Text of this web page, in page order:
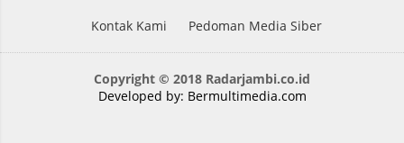
Kontak Kami Pedoman Media Siber
Copyright © 2018 Radarjambi.co.id
Developed by: Bermultimedia.com